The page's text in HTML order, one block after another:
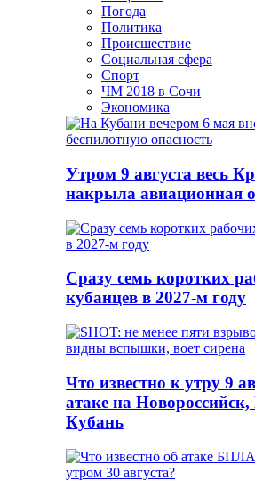
Погода
Политика
Происшествие
Социальная сфера
Спорт
ЧМ 2018 в Сочи
Экономика
Утром 9 августа весь
накрыла авиационная
Сразу семь коротких
кубанцев в 2027-м году
Что известно к утру 9
атаке на
Кубань